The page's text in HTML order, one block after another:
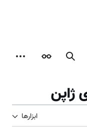
جستجوظاهر
ژاپن
ابزارها